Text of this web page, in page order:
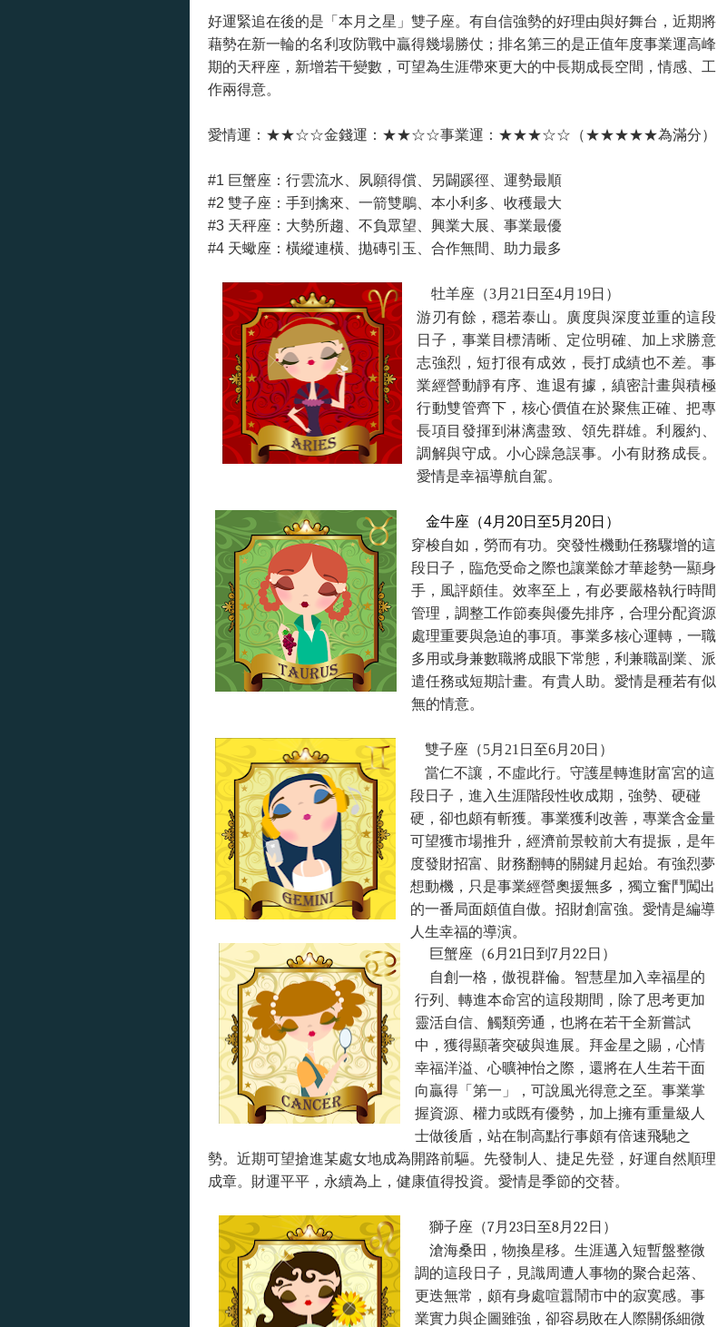
好運緊追在後的是「本月之星」雙子座。有自信強勢的好理由與好舞台，近期將
藉勢在新一輪的名利攻防戰中贏得幾場勝仗；排名第三的是正值年度事業運高峰
期的天秤座，新增若干變數，可望為生涯帶來更大的中長期成長空間，情感、工
作兩得意。
愛情運：★★☆☆金錢運：★★☆☆事業運：★★★☆☆（★★★★★為滿分）
#1 巨蟹座：行雲流水、夙願得償、另闢蹊徑、運勢最順
#2 雙子座：手到擒來、一箭雙鵰、本小利多、收穫最大
#3 天秤座：大勢所趨、不負眾望、興業大展、事業最優
#4 天蠍座：橫縱連橫、拋磚引玉、合作無間、助力最多
牡羊座（3月21日至4月19日）
游刃有餘，穩若泰山。廣度與深度並重的這段
日子，事業目標清晰、定位明確、加上求勝意
志強烈，短打很有成效，長打成績也不差。事
業經營動靜有序、進退有據，縝密計畫與積極
行動雙管齊下，核心價值在於聚焦正確、把專
長項目發揮到淋漓盡致、領先群雄。利履約、
調解與守成。小心躁急誤事。小有財務成長。
愛情是幸福導航自駕。
金牛座（4月20日至5月20日）
穿梭自如，勞而有功。突發性機動任務驟增的這
段日子，臨危受命之際也讓業餘才華趁勢一顯身
手，風評頗佳。效率至上，有必要嚴格執行時間
管理，調整工作節奏與優先排序，合理分配資源
處理重要與急迫的事項。事業多核心運轉，一職
多用或身兼數職將成眼下常態，利兼職副業、派
遣任務或短期計畫。有貴人助。愛情是種若有似
無的情意。
雙子座（5月21日至6月20日）
當仁不讓，不虛此行。守護星轉進財富宮的這
段日子，進入生涯階段性收成期，強勢、硬碰
硬，卻也頗有斬獲。事業獲利改善，專業含金量
可望獲市場推升，經濟前景較前大有提振，是年
度發財招富、財務翻轉的關鍵月起始。有強烈夢
想動機，只是事業經營奧援無多，獨立奮鬥闖出
的一番局面頗值自傲。招財創富強。愛情是編導
人生幸福的導演。
巨蟹座（6月21日到7月22日）
自創一格，傲視群倫。智慧星加入幸福星的
行列、轉進本命宮的這段期間，除了思考更加
靈活自信、觸類旁通，也將在若干全新嘗試
中，獲得顯著突破與進展。拜金星之賜，心情
幸福洋溢、心曠神怡之際，還將在人生若干面
向贏得「第一」，可說風光得意之至。事業掌
握資源、權力或既有優勢，加上擁有重量級人
士做後盾，站在制高點行事頗有倍速飛馳之
勢。近期可望搶進某處女地成為開路前驅。先發制人、捷足先登，好運自然順理
成章。財運平平，永續為上，健康值得投資。愛情是季節的交替。
獅子座（7月23日至8月22日）
滄海桑田，物換星移。生涯邁入短暫盤整微
調的這段日子，見識周遭人事物的聚合起落、
更迭無常，頗有身處喧囂鬧市中的寂寞感。事
業實力與企圖雖強，卻容易敗在人際關係細微